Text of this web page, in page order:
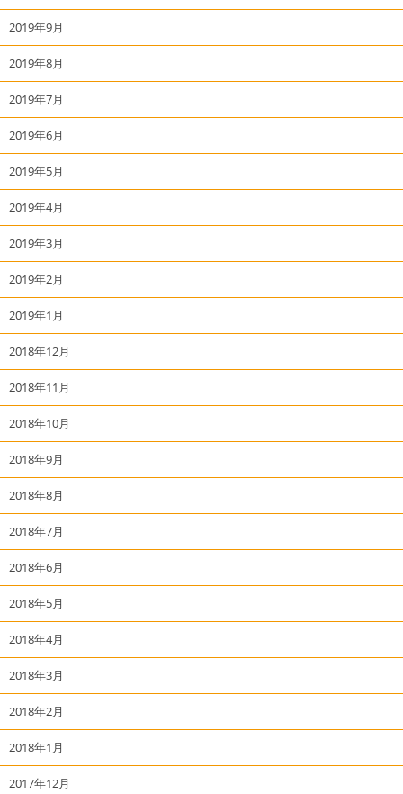
2019年9月
2019年8月
2019年7月
2019年6月
2019年5月
2019年4月
2019年3月
2019年2月
2019年1月
2018年12月
2018年11月
2018年10月
2018年9月
2018年8月
2018年7月
2018年6月
2018年5月
2018年4月
2018年3月
2018年2月
2018年1月
2017年12月